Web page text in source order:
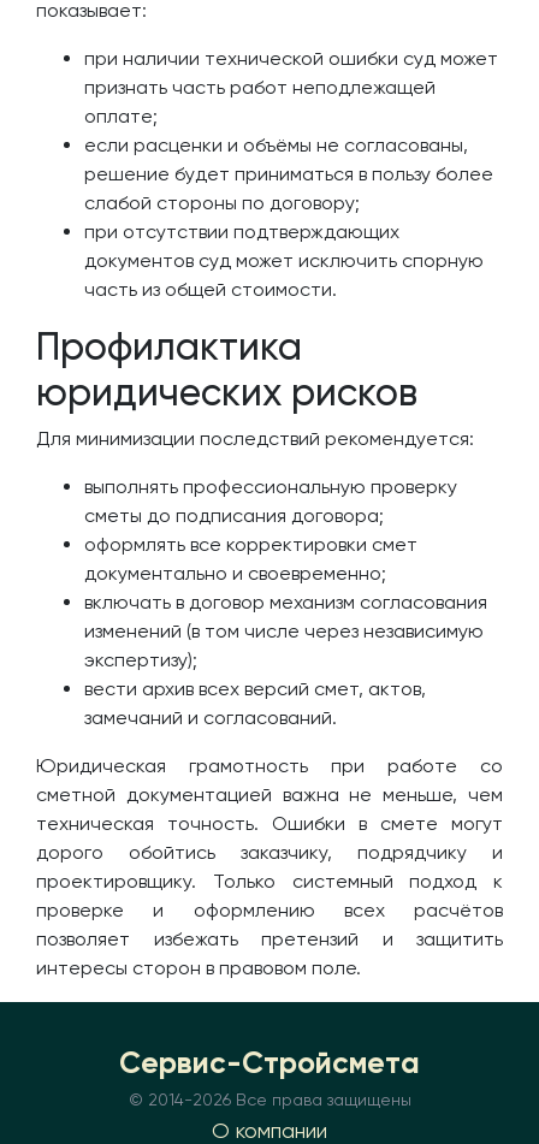
показывает:
при наличии технической ошибки суд может
признать часть работ неподлежащей
оплате;
если расценки и объёмы не согласованы,
решение будет приниматься в пользу более
слабой стороны по договору;
при отсутствии подтверждающих
документов суд может исключить спорную
часть из общей стоимости.
Профилактика
юридических рисков
Для минимизации последствий рекомендуется:
выполнять профессиональную проверку
сметы до подписания договора;
оформлять все корректировки смет
документально и своевременно;
включать в договор механизм согласования
изменений (в том числе через независимую
экспертизу);
вести архив всех версий смет, актов,
замечаний и согласований.
Юридическая грамотность при работе со
сметной документацией важна не меньше, чем
техническая точность. Ошибки в смете могут
дорого обойтись заказчику, подрядчику и
проектировщику. Только системный подход к
проверке и оформлению всех расчётов
позволяет избежать претензий и защитить
интересы сторон в правовом поле.
Сервис-Стройсмета
© 2014-2026 Все права защищены
О компании